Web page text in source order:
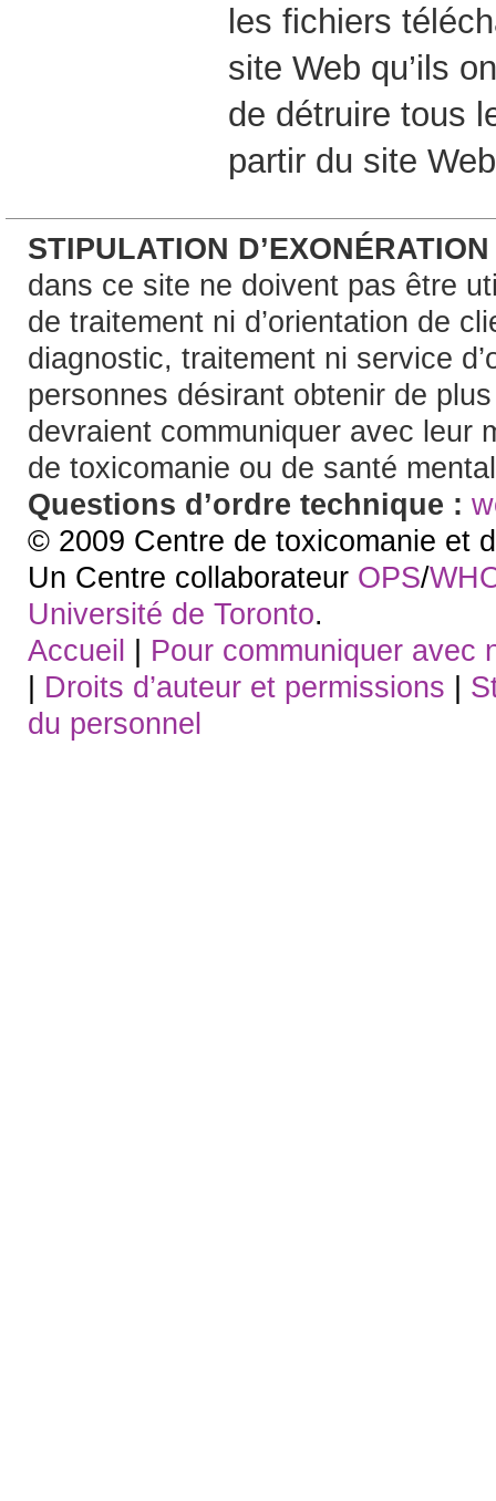
les fichiers
site Web qu’ils
de détruire tous
partir du site
STIPULATION
dans ce site ne doivent pas être
de traitement ni d’orientation de
diagnostic, traitement ni service
personnes désirant obtenir de
devraient communiquer avec leur
de toxicomanie ou de santé
Questions d’ordre technique :
© 2009 Centre de toxicomanie et
Un Centre collaborateur OPS/
Université de Toronto.
Accueil | Pour communiquer avec
| Droits d’auteur et permissions |
du personnel